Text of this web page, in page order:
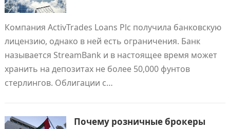
Компания ActivTrades Loans Plc получила банковскую
лицензию, однако в ней есть ограничения. Банк
называется StreamBank и в настоящее время может
хранить на депозитах не более 50,000 фунтов
стерлингов. Облигации с…
Почему розничные брокеры